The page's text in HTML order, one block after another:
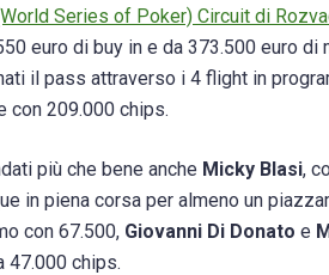
Series of Poker) Circuit di
euro di buy in e da 373.500 euro
il pass attraverso i 4 flight in
con 209.000 chips.
più che bene anche Micky Blasi,
in piena corsa per almeno un
con 67.500, Giovanni Di Donato e
47.000 chips.